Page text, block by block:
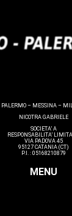
– MESSINA –
NICOTRA GABRIELE
SOCIETA’ A
RESPONSABILITA’
VIA PADOVA 45
95127 CATANIA (CT)
P.I. : 05168210879
MENU